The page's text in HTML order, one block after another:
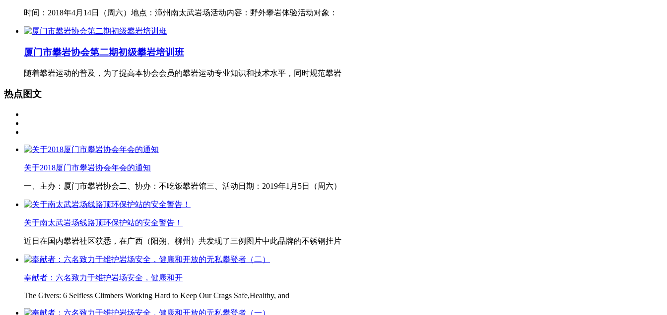
时间：2018年4月14日（周六）地点：漳州南太武岩场活动内容：野外攀岩体验活动对象：
厦门市攀岩协会第二期初级攀岩培训班
随着攀岩运动的普及，为了提高本协会会员的攀岩运动专业知识和技术水平，同时规范攀岩
热点图文
关于2018厦门市攀岩协会年会的通知
一、主办：厦门市攀岩协会二、协办：不吃饭攀岩馆三、活动日期：2019年1月5日（周六）
关于南太武岩场线路顶环保护站的安全警告！
近日在国内攀岩社区获悉，在广西（阳朔、柳州）共发现了三例图片中此品牌的不锈钢挂片
奉献者：六名致力于维护岩场安全，健康和开
The Givers: 6 Selfless Climbers Working Hard to Keep Our Crags Safe,Healthy, and